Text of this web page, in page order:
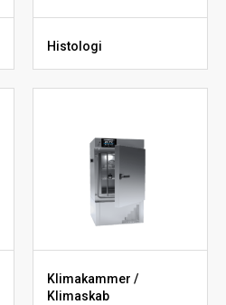
Histologi
Klimakammer /
Klimaskab